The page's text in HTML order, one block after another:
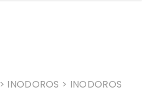
> INODOROS > INODOROS